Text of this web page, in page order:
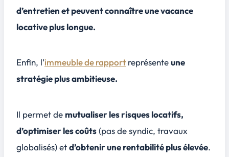
d’entretien et peuvent connaître une vacance
locative plus longue.
Enfin, l’immeuble de rapport représenteune
stratégie plus ambitieuse.
Il permet de mutualiser les risques locatifs,
d’optimiser les coûts(pas de syndic, travaux
globalisés) etd’obtenir une rentabilité plus élevée.